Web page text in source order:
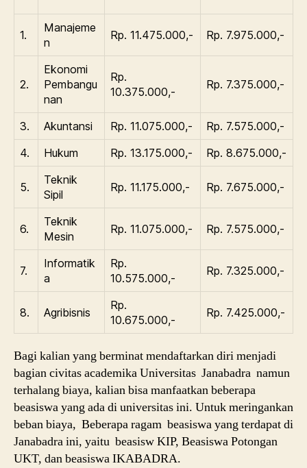
1.
Manajeme
n
Rp. 11.475.000,- Rp. 7.975.000,-
2.
Ekonomi
Pembangu
nan
Rp.
10.375.000,-
Rp. 7.375.000,-
3. Akuntansi Rp. 11.075.000,-
Rp. 7.575.000,-
4.
Hukum Rp. 13.175.000,- Rp. 8.675.000,-
5.
Teknik
Sipil
Rp. 11.175.000,- Rp. 7.675.000,-
6.
Teknik
Mesin
Rp. 11.075.000,- Rp. 7.575.000,-
7.
Informatik
a
Rp.
10.575.000,-
Rp. 7.325.000,-
8. Agribisnis
Rp.
10.675.000,-
Rp. 7.425.000,-
Bagi kalian yang berminat mendaftarkan diri menjadi
bagian civitas academika Universitas Janabadra namun
terhalang biaya, kalian bisa manfaatkan beberapa
beasiswa yang ada di universitas ini. Untuk meringankan
beban biaya, Beberapa ragam beasiswa yang terdapat di
Janabadra ini, yaitu beasisw KIP, Beasiswa Potongan
UKT, dan beasiswa IKABADRA.